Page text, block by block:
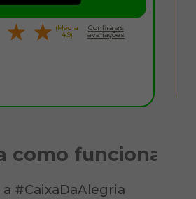
(Média
4.9)
Confira as
avaliações
#CaixaDaAlegria
como funciona